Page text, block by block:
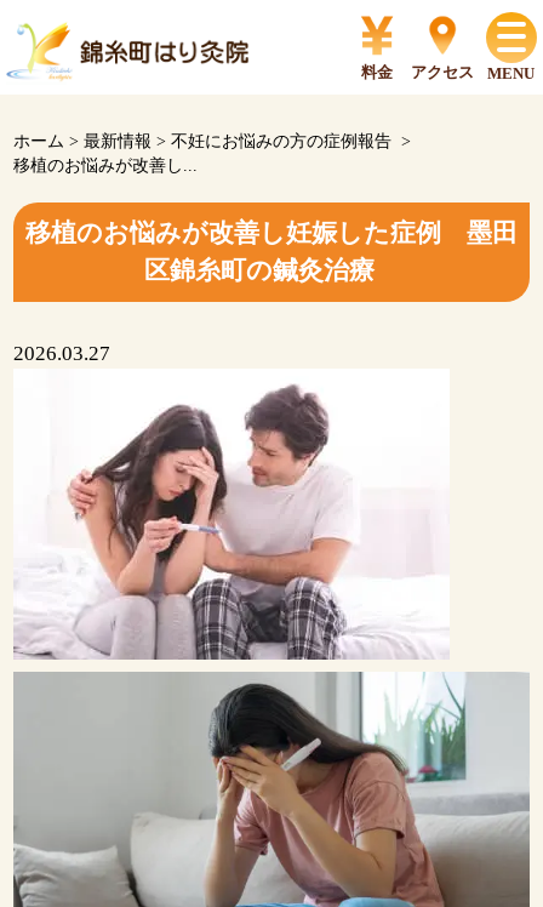
料金 アクセス MENU
ホーム >最新情報 >不妊にお悩みの方の症例報告 >
移植のお悩みが改善し...
移植のお悩みが改善し妊娠した症例 墨田
区錦糸町の鍼灸治療
2026.03.27